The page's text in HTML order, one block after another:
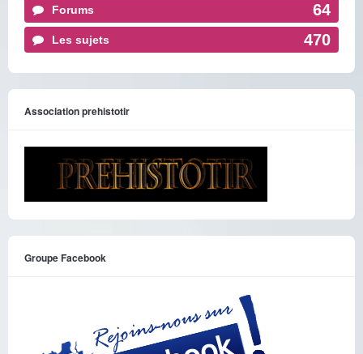
Forums 64
Les sujets 470
Association prehistotir
Groupe Facebook